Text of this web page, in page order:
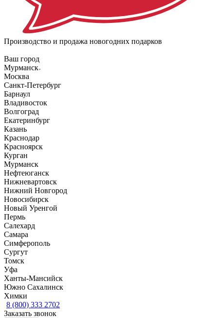
Производство и продажа новогодних подарков
Ваш город
Мурманск
Москва
Санкт-Петербург
Барнаул
Владивосток
Волгоград
Екатеринбург
Казань
Краснодар
Красноярск
Курган
Мурманск
Нефтеюганск
Нижневартовск
Нижний Новгород
Новосибирск
Новый Уренгой
Пермь
Салехард
Самара
Симферополь
Сургут
Томск
Уфа
Ханты-Мансийск
Южно Сахалинск
Химки
8 (800) 333 2702
Заказать звонок